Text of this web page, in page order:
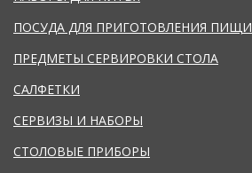
ПОСУДА ДЛЯ ПРИГОТОВЛЕНИЯ ПИЩИ
ПРЕДМЕТЫ СЕРВИРОВКИ СТОЛА
САЛФЕТКИ
СЕРВИЗЫ И НАБОРЫ
СТОЛОВЫЕ ПРИБОРЫ